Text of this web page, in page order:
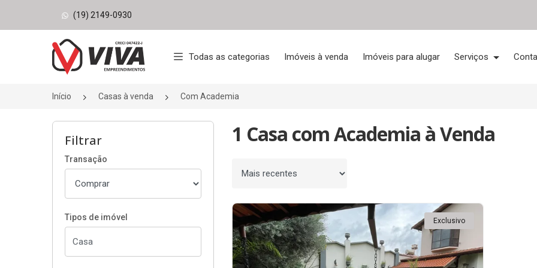
(19) 2149-0930
Página inicial
Todas as categorias Imóveis à venda Imóveis para alugar Serviços
Início Casas à venda Com Academia
Filtrar
Transação
Tipos de imóvel
1 Casa com Academia à Venda
Ordenar por
Exclusivo